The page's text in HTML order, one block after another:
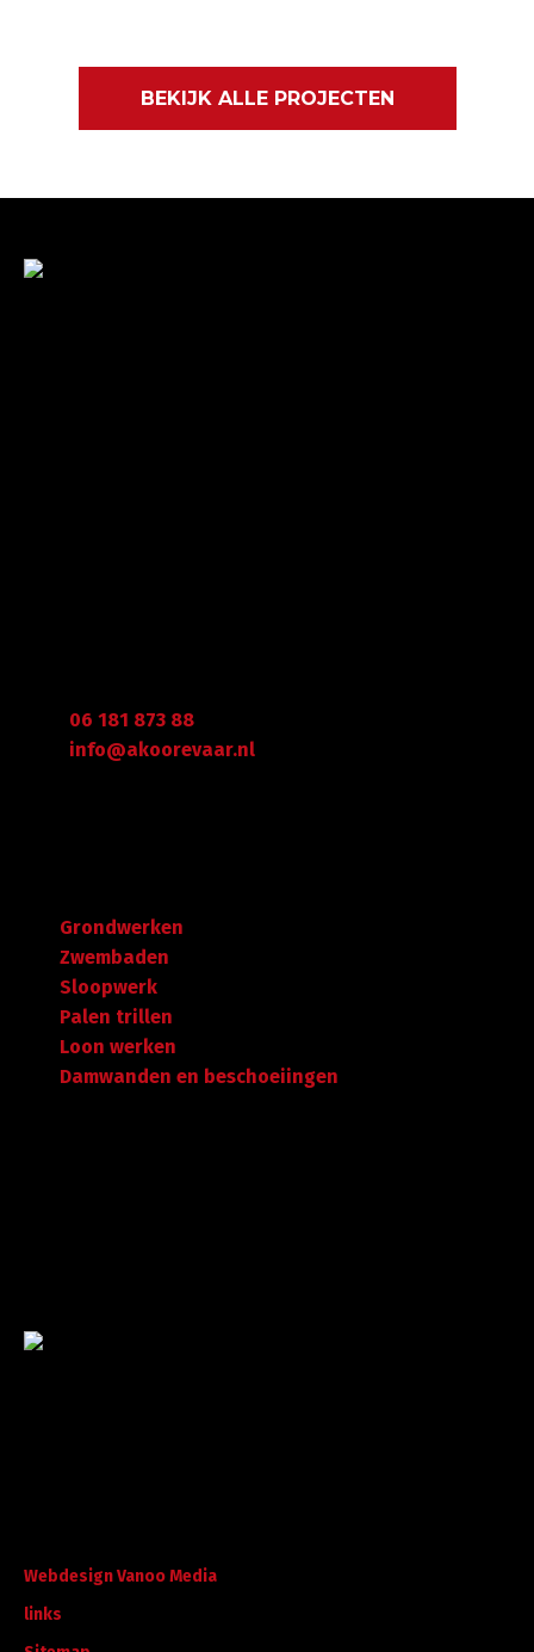
BEKIJK ALLE PROJECTEN
06 181 873 88
info@akoorevaar.nl
Grondwerken
Zwembaden
Sloopwerk
Palen trillen
Loon werken
Damwanden en beschoeiingen
Webdesign Vanoo Media
links